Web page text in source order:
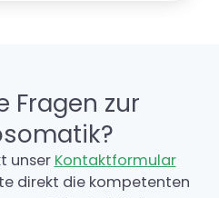
Fragen zur
unser Kontaktformular
direkt die kompetenten